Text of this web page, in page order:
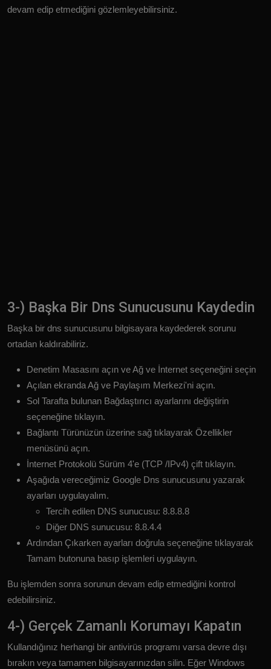
devam edip etmediğini gözlemleyebilirsiniz.
3-) Başka Bir Dns Sunucusunu Kaydedin
Başka bir dns sunucusunu bilgisayara kaydederek sorunu
ortadan kaldırabiliriz.
Denetim Masasını açın ve Ağ ve İnternet seçeneğini seçin
Açılan ekranda Ağ ve Paylaşım Merkezi'ni açın.
Sol Tarafta bulunan Bağdaştırıcı ayarlarını değiştirin
seçeneğine tıklayın.
Bağlantı Türünüzün üzerine sağ tıklayarak Özellikler
menüsünü açın.
İnternet Protokolü Sürüm 4'e (TCP /IPv4) çift tıklayın.
Aşağıda vereceğimiz Google Dns sunucusunu yazarak
ayarları uygulayalım.
Tercih edilen DNS sunucusu: 8.8.8.8
Diğer DNS sunucusu: 8.8.4.4
Ardından Çıkarken ayarları doğrula seçeneğine tıklayarak
Tamam butonuna basıp işlemleri uygulayın.
Bu işlemden sonra sorunun devam edip etmediğini kontrol
edebilirsiniz.
4-) Gerçek Zamanlı Korumayı Kapatın
Kullandığınız herhangi bir antivirüs programı varsa devre dışı
bırakın veya tamamen bilgisayarınızdan silin. Eğer Windows